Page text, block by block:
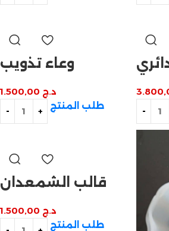
وعاء تذويب
د.ج
طلب المنتج
قالب الشمعدان
د.ج
طلب المنتج